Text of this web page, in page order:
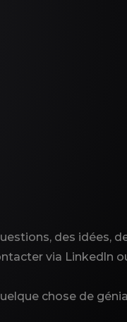
des idées,
via Linkedln
chose de